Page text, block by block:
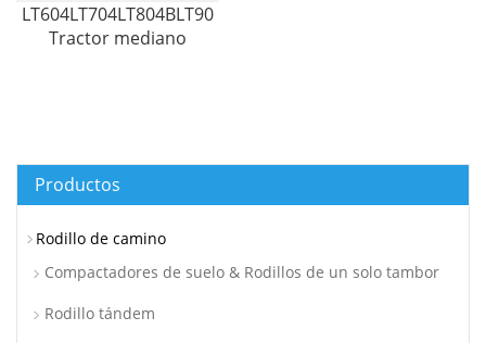
LT604LT704LT804BLT904BLTB1004LTB1204
Tractor mediano
Productos
Rodillo de camino
Compactadores de suelo & Rodillos de un solo tambor
Rodillo tándem